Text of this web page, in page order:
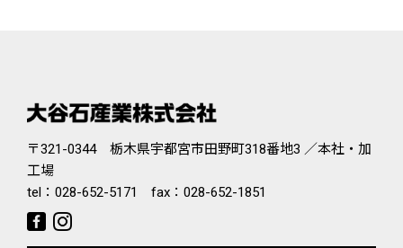
〒321-0344 栃木県宇都宮市田野町318番地3 ／本社・加
工場
tel： 028-652-5171 fax：028-652-1851